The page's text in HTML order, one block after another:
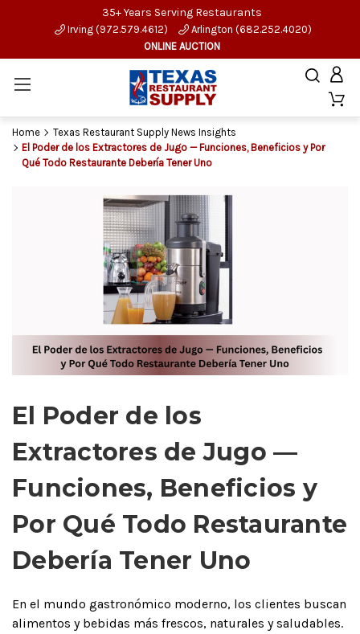
35+ Years Serving Restaurants
Irving (972.579.4612)
Arlington (682.252.4020)
ONLINE AUCTION
Home
Texas Restaurant Supply News Insights
El Poder de los Extractores de Jugo — Funciones, Beneficios y Por
Qué Todo Restaurante Debería Tener Uno
El Poder de los
Extractores de Jugo —
Funciones, Beneficios y
Por Qué Todo Restaurante
Debería Tener Uno
En el mundo gastronómico moderno, los clientes buscan
alimentos y bebidas más frescos, naturales y saludables.